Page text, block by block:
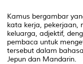
Kamus bergambar
kata kerja, pekerjaan,
keluarga, adjektif,
pembaca untuk
tersebut dalam
Jepun dan Mandarin.